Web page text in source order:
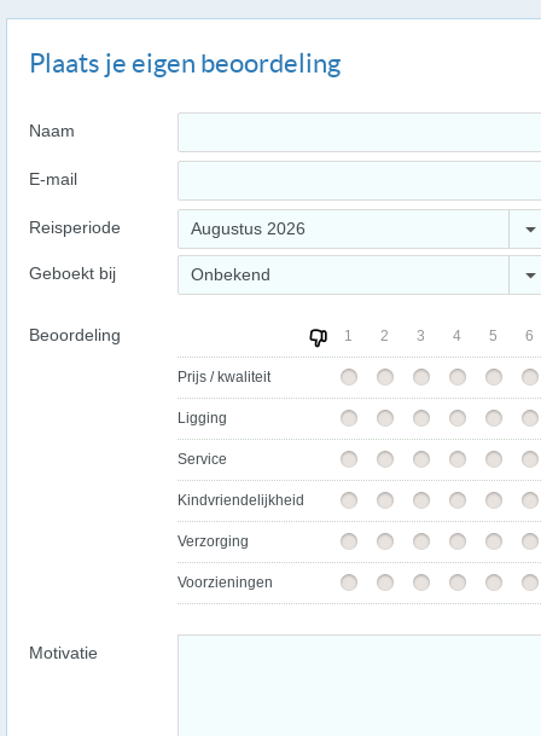
Plaats je eigen beoordeling
Naam
E-mail
Reisperiode Augustus 2026
Geboekt bij Onbekend
Beoordeling 1 2 3 4 5 6
Prijs / kwaliteit
Ligging
Service
Kindvriendelijkheid
Verzorging
Voorzieningen
Motivatie